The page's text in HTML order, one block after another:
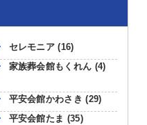
セレモニア(16)
家族葬会館もくれん (4)
平安会館かわさき(29)
平安会館たま (35)